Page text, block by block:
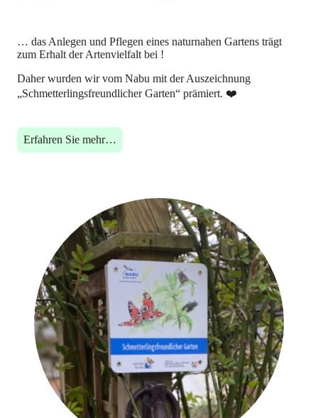
… das Anlegen und Pflegen eines naturnahen Gartens trägt
zum Erhalt der Artenvielfalt bei !
Daher wurden wir vom Nabu mit der Auszeichnung
„Schmetterlingsfreundlicher Garten“ prämiert. ❤️
Erfahren Sie mehr…